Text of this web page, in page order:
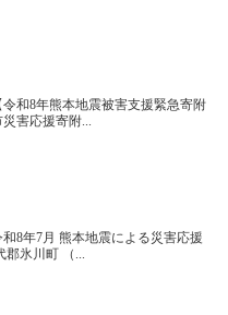
令和8年熊本地震被害支援緊急寄附
害応援寄附...
和8年7月 熊本地震による災害応援
郡氷川町 （...